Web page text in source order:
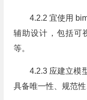
4.2.2 宜使用
辅助设计，包括可
等。
4.2.3 应建立模
具备唯一性、规范性